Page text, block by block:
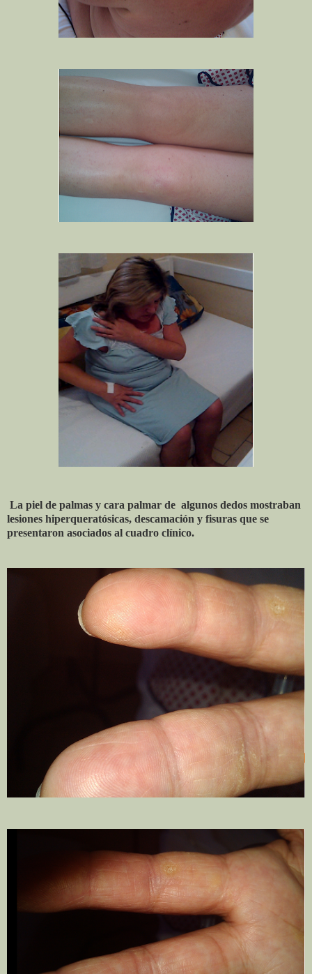
La piel de palmas y cara palmar de algunos dedos mostraban
lesiones hiperqueratósicas, descamación y fisuras que se
presentaron asociados al cuadro clínico.